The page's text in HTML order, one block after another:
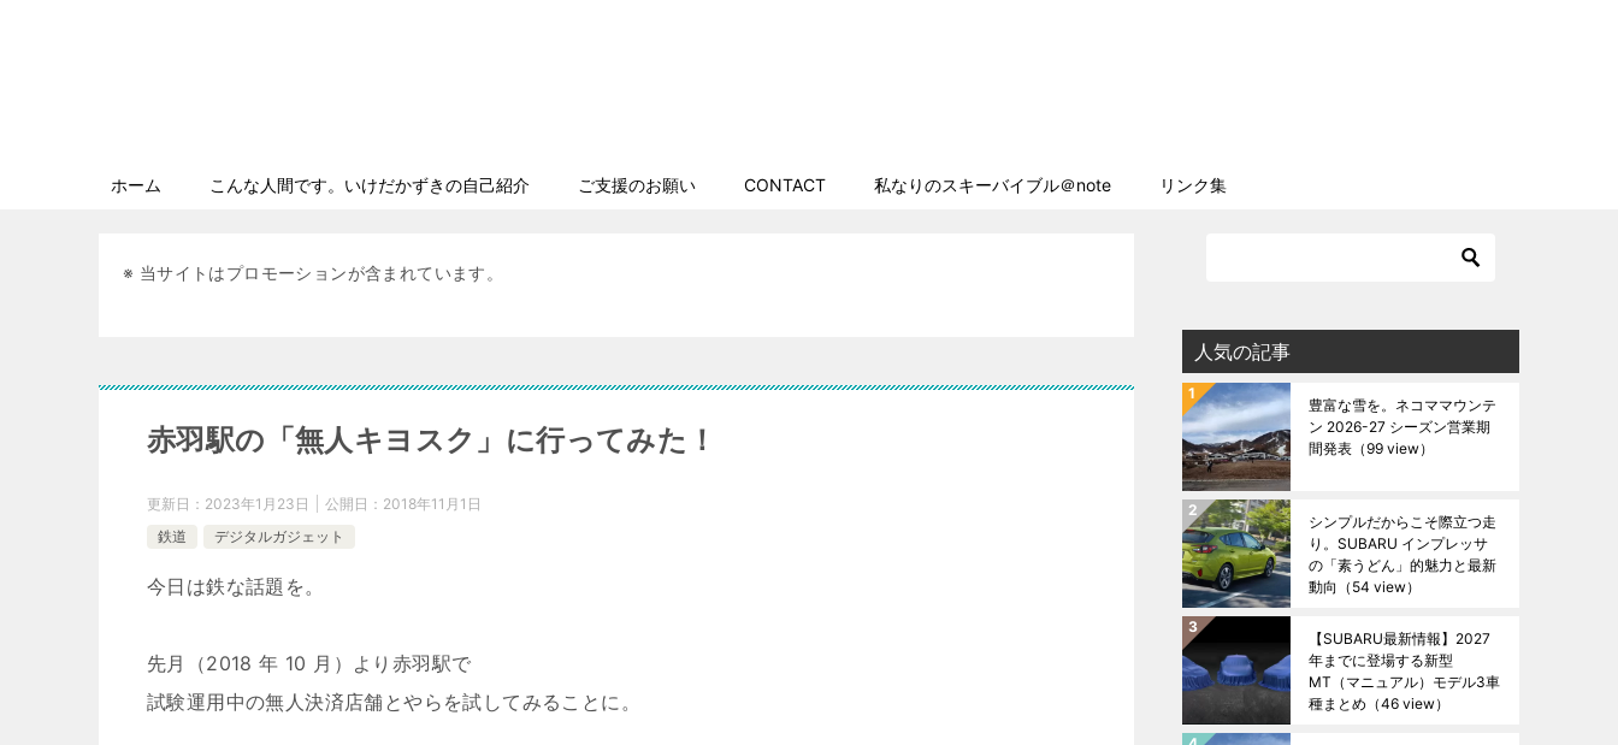
ホーム こんな人間です。いけだかずきの自己紹介 ご支援のお願い CONTACT 私なりのスキーバイブル＠note リンク集
※ 当サイトはプロモーションが含まれています。
赤羽駅の「無人キヨスク」に行ってみた！
更新日： 2023年1月23日 公開日： 2018年11月1日
鉄道
デジタルガジェット
今日は鉄な話題を。
先月（2018 年 10 月）より赤羽駅で
試験運用中の無人決済店舗とやらを試してみることに。
人気の記事
豊富な雪を。ネコママウンテ
ン 2026-27 シーズン営業期
間発表 （99 view）
シンプルだからこそ際立つ走
り。SUBARU インプレッサ
の「素うどん」的魅力と最新
動向 （54 view）
【SUBARU最新情報】2027
年までに登場する新型
MT（マニュアル）モデル3車
種まとめ （46 view）